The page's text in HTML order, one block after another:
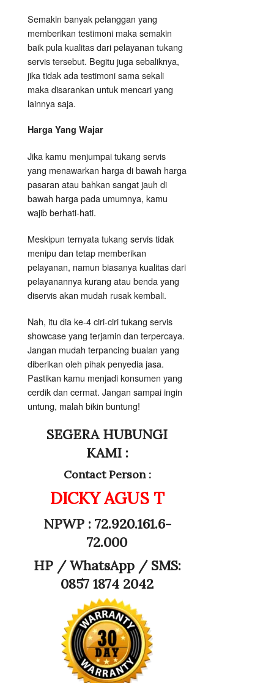
Semakin banyak pelanggan yang
memberikan testimoni maka semakin
baik pula kualitas dari pelayanan tukang
servis tersebut. Begitu juga sebaliknya,
jika tidak ada testimoni sama sekali
maka disarankan untuk mencari yang
lainnya saja.
Harga Yang Wajar
Jika kamu menjumpai tukang servis
yang menawarkan harga di bawah harga
pasaran atau bahkan sangat jauh di
bawah harga pada umumnya, kamu
wajib berhati-hati.
Meskipun ternyata tukang servis tidak
menipu dan tetap memberikan
pelayanan, namun biasanya kualitas dari
pelayanannya kurang atau benda yang
diservis akan mudah rusak kembali.
Nah, itu dia ke-4 ciri-ciri tukang servis
showcase yang terjamin dan terpercaya.
Jangan mudah terpancing bualan yang
diberikan oleh pihak penyedia jasa.
Pastikan kamu menjadi konsumen yang
cerdik dan cermat. Jangan sampai ingin
untung, malah bikin buntung!
SEGERA HUBUNGI
KAMI :
Contact Person :
DICKY AGUS T
NPWP : 72.920.161.6-
72.000
HP /WhatsApp / SMS:
0857 1874 2042